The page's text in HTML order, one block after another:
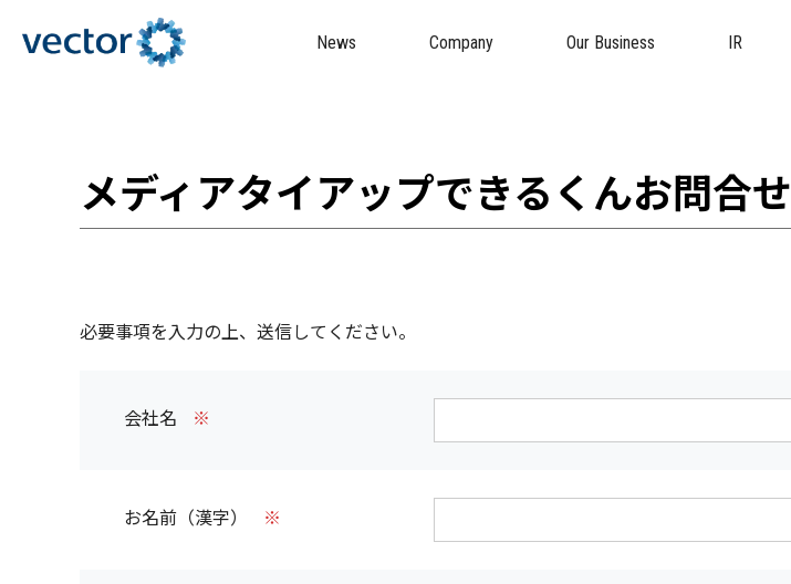
News Company Our Business IR
メディアタイアップできるくんお問合せ
必要事項を入力の上、送信してください。
会社名 ※
お名前（漢字） ※